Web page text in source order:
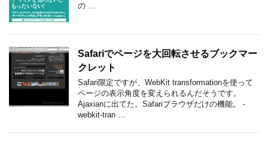
の …
Safariでページを大回転させるブックマー
クレット
Safari限定ですが、WebKit transformationを使って
ページの表示角度を変えられるんだそうです。
Ajaxianに出てた。Safariブラウザだけの機能。 -
webkit-tran …